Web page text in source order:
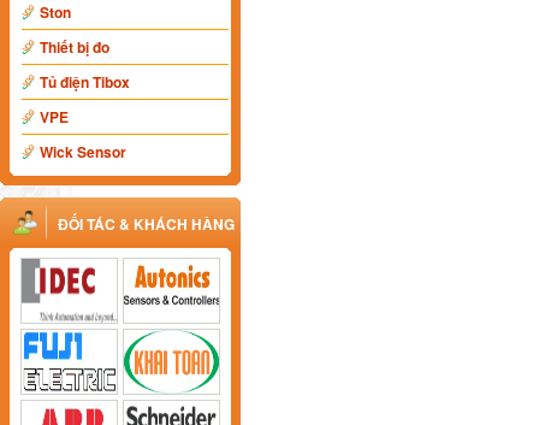
Ston
Thiết bị đo
Tủ điện Tibox
VPE
Wick Sensor
ĐỐI TÁC & KHÁCH HÀNG